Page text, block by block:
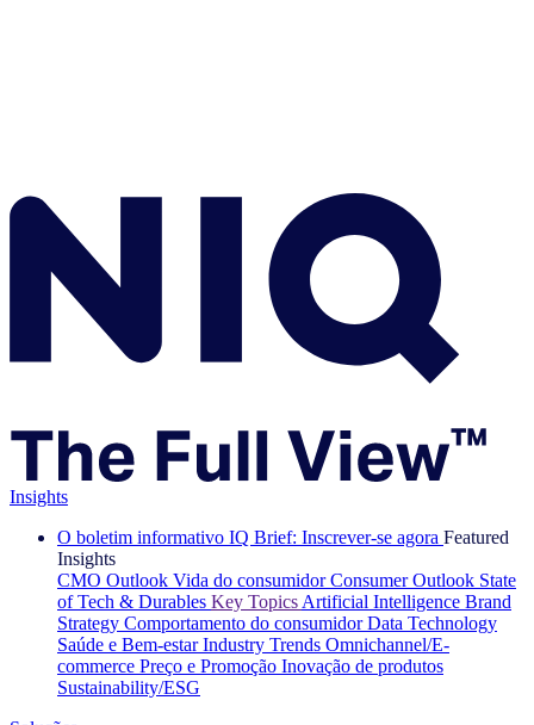
Insights
O boletim informativo IQ Brief: Inscrever-se agora Featured
Insights
CMO Outlook Vida do consumidor Consumer Outlook State
of Tech & Durables Key Topics Artificial Intelligence Brand
Strategy Comportamento do consumidor Data Technology
Saúde e Bem-estar Industry Trends Omnichannel/E-
commerce Preço e Promoção Inovação de produtos
Sustainability/ESG